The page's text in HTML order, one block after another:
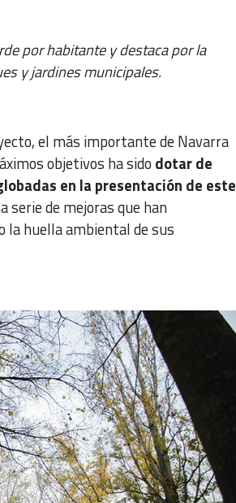
por habitante y destaca por la
y jardines municipales.
el más importante de Navarra
objetivos ha sido dotar de
en la presentación de este
serie de mejoras que han
la huella ambiental de sus